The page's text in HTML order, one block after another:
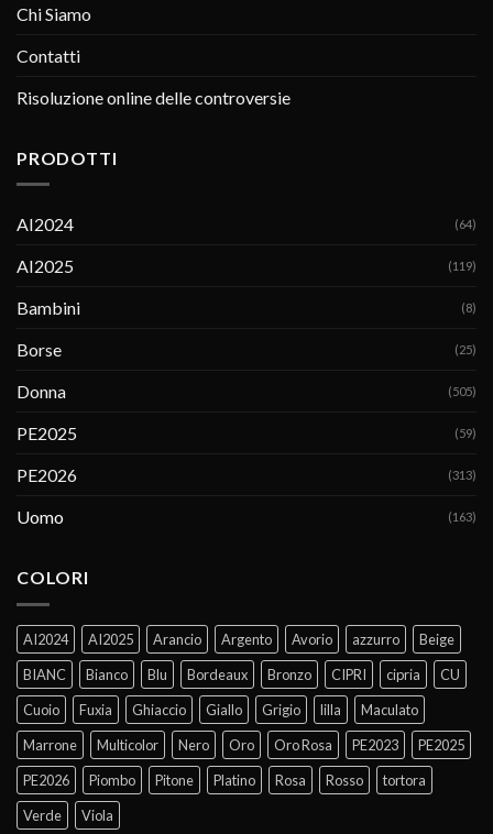
Chi Siamo
Contatti
Risoluzione online delle controversie
PRODOTTI
AI2024 (64)
AI2025 (119)
Bambini (8)
Borse (25)
Donna (505)
PE2025 (59)
PE2026 (313)
Uomo (163)
COLORI
AI2024 AI2025 Arancio Argento Avorio azzurro
Beige
BIANC
Bianco Blu Bordeaux Bronzo CIPRI cipria
CU
Cuoio
Fuxia Ghiaccio Giallo Grigio lilla
Maculato
Marrone
Multicolor Nero Oro Oro Rosa PE2023
PE2025
PE2026
Piombo Pitone Platino Rosa Rosso
tortora
Verde
Viola